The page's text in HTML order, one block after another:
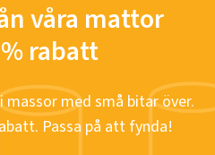
våra mattor
rabatt
med små bitar över.
Passa på att fynda!